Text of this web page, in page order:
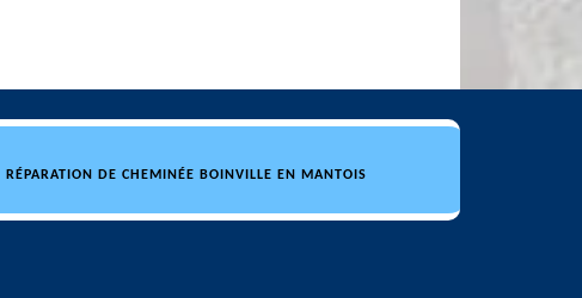
RÉPARATION DE CHEMINÉE BOINVILLE EN MANTOIS